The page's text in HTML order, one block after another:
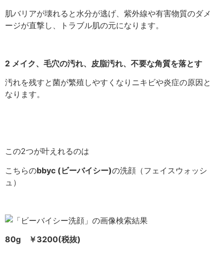
肌バリアが壊れると水分が逃げ、紫外線や有害物質のダメ
ージが直撃し、トラブル肌の元になります。
2 メイク、毛穴の汚れ、皮脂汚れ、不要な角質を落とす
汚れを残すと菌が繁殖しやすくなりニキビや炎症の原因と
なります。
この2つが叶えれるのは
こちらのbbyc (ビーバイシー)の洗顔（フェイスウォッシ
ュ）
80g ￥3200(税抜)